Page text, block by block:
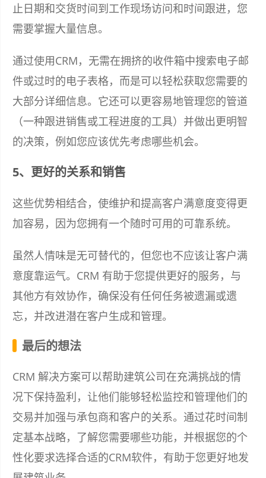
止日期和交货时间到工作现场访问和时间跟进，您
需要掌握大量信息。
通过使用CRM，无需在拥挤的收件箱中搜索电子邮
件或过时的电子表格，而是可以轻松获取您需要的
大部分详细信息。它还可以更容易地管理您的管道
（一种跟进销售或工程进度的工具）并做出更明智
的决策，例如您应该优先考虑哪些机会。
5、更好的关系和销售
这些优势相结合，使维护和提高客户满意度变得更
加容易，因为您拥有一个随时可用的可靠系统。
虽然人情味是无可替代的，但您也不应该让客户满
意度靠运气。CRM 有助于您提供更好的服务，与
其他方有效协作，确保没有任何任务被遗漏或遗
忘，并改进潜在客户生成和管理。
最后的想法
CRM 解决方案可以帮助建筑公司在充满挑战的情
况下保持盈利，让他们能够轻松监控和管理他们的
交易并加强与承包商和客户的关系。通过花时间制
定基本战略，了解您需要哪些功能，并根据您的个
性化要求选择合适的CRM软件，有助于您更好地发